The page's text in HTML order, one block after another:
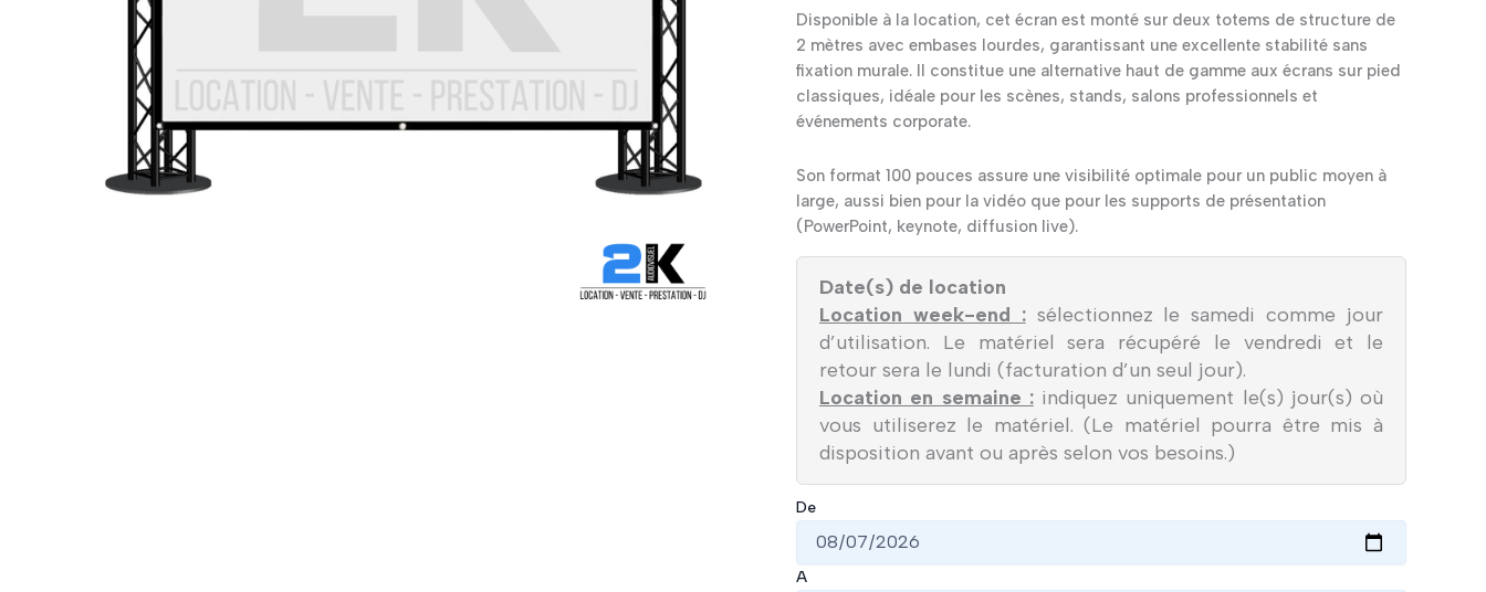
Disponible à la location, cet écran est monté sur deux totems de structure de
2 mètres avec embases lourdes, garantissant une excellente stabilité sans
fixation murale. Il constitue une alternative haut de gamme aux écrans sur pied
classiques, idéale pour les scènes, stands, salons professionnels et
événements corporate.
Son format 100 pouces assure une visibilité optimale pour un public moyen à
large, aussi bien pour la vidéo que pour les supports de présentation
(PowerPoint, keynote, diffusion live).
Date(s) de location
Location week-end :sélectionnez le samedi comme jour
d’utilisation. Le matériel sera récupéré le vendredi et le
retour sera le lundi (facturation d’un seul jour).
Location en semaine :indiquez uniquement le(s) jour(s) où
vous utiliserez le matériel. (Le matériel pourra être mis à
disposition avant ou après selon vos besoins.)
De
A